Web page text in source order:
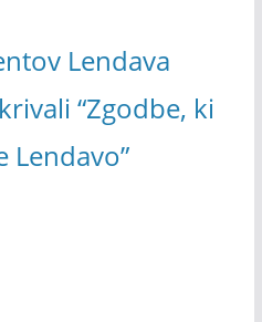
Lendava
“Zgodbe, ki
Lendavo”